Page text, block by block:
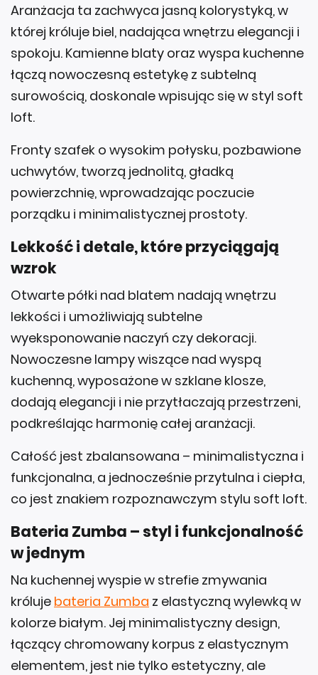
Aranżacja ta zachwyca jasną kolorystyką, w
której króluje biel, nadająca wnętrzu elegancji i
spokoju. Kamienne blaty oraz wyspa kuchenne
łączą nowoczesną estetykę z subtelną
surowością, doskonale wpisując się w styl soft
loft.
Fronty szafek o wysokim połysku, pozbawione
uchwytów, tworzą jednolitą, gładką
powierzchnię, wprowadzając poczucie
porządku i minimalistycznej prostoty.
Lekkość i detale, które przyciągają
wzrok
Otwarte półki nad blatem nadają wnętrzu
lekkości i umożliwiają subtelne
wyeksponowanie naczyń czy dekoracji.
Nowoczesne lampy wiszące nad wyspą
kuchenną, wyposażone w szklane klosze,
dodają elegancji i nie przytłaczają przestrzeni,
podkreślając harmonię całej aranżacji.
Całość jest zbalansowana – minimalistyczna i
funkcjonalna, a jednocześnie przytulna i ciepła,
co jest znakiem rozpoznawczym stylu soft loft.
Bateria Zumba – styl i funkcjonalność
w jednym
Na kuchennej wyspie w strefie zmywania
króluje bateria Zumba z elastyczną wylewką w
kolorze białym. Jej minimalistyczny design,
łączący chromowany korpus z elastycznym
elementem, jest nie tylko estetyczny, ale